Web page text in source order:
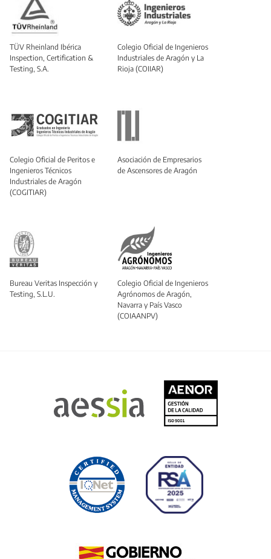
TÜV Rheinland Ibérica
Inspection, Certification &
Testing, S.A.
Colegio Oficial de Ingenieros
Industriales de Aragón y La
Rioja (COIIAR)
Colegio Oficial de Peritos e
Ingenieros Técnicos
Industriales de Aragón
(COGITIAR)
Asociación de Empresarios
de Ascensores de Aragón
Bureau Veritas Inspección y
Testing, S.L.U.
Colegio Oficial de Ingenieros
Agrónomos de Aragón,
Navarra y País Vasco
(COIAANPV)